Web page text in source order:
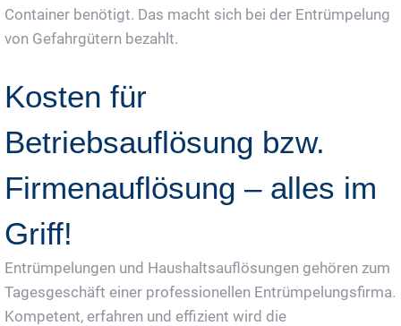
Container benötigt. Das macht sich bei der Entrümpelung
von Gefahrgütern bezahlt.
Kosten für
Betriebsauflösung bzw.
Firmenauflösung – alles im
Griff!
Entrümpelungen und Haushaltsauflösungen gehören zum
Tagesgeschäft einer professionellen Entrümpelungsfirma.
Kompetent, erfahren und effizient wird die